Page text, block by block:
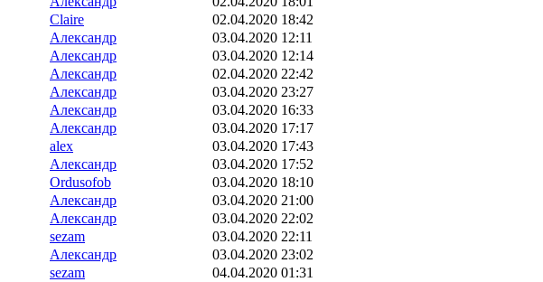
Claire
02.04.2020 18:42
Александр
03.04.2020 12:11
Александр
03.04.2020 12:14
Александр
02.04.2020 22:42
Александр
03.04.2020 23:27
Александр
03.04.2020 16:33
Александр
03.04.2020 17:17
alex
03.04.2020 17:43
Александр
03.04.2020 17:52
Ordusofob
03.04.2020 18:10
Александр
03.04.2020 21:00
Александр
03.04.2020 22:02
sezam
03.04.2020 22:11
Александр
03.04.2020 23:02
sezam
04.04.2020 01:31